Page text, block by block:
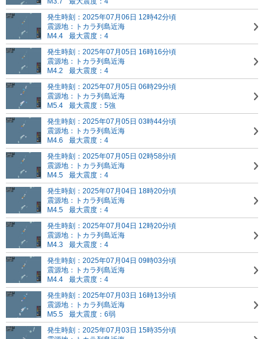
発生時刻：2025年07月06日 12時42分頃
震源地：トカラ列島近海
M4.4
最大震度：4
発生時刻：2025年07月05日 16時16分頃
震源地：トカラ列島近海
M4.2
最大震度：4
発生時刻：2025年07月05日 06時29分頃
震源地：トカラ列島近海
M5.4
最大震度：5強
発生時刻：2025年07月05日 03時44分頃
震源地：トカラ列島近海
M4.6
最大震度：4
発生時刻：2025年07月05日 02時58分頃
震源地：トカラ列島近海
M4.5
最大震度：4
発生時刻：2025年07月04日 18時20分頃
震源地：トカラ列島近海
M4.5
最大震度：4
発生時刻：2025年07月04日 12時20分頃
震源地：トカラ列島近海
M4.3
最大震度：4
発生時刻：2025年07月04日 09時03分頃
震源地：トカラ列島近海
M4.4
最大震度：4
発生時刻：2025年07月03日 16時13分頃
震源地：トカラ列島近海
M5.5
最大震度：6弱
発生時刻：2025年07月03日 15時35分頃